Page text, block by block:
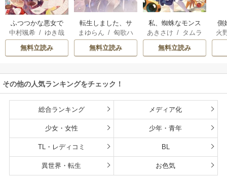
ふつつかな悪女で
はございますが
中村颯希 / ゆき哉
無料立読み
転生しました、サ
ラナ・キンジェで
す。ごきげんよ
う。
まゆらん /匈歌ハ
トリ
無料立読み
私、蜘蛛なモンス
ターをテイムした
ので、スパイダー
シルクで裁縫を頑
あきさけ / タムラ
ヨウ
無料立読み
側
火
その他の人気ランキングをチェック！
総合ランキング メディア化
少女・女性 少年・青年
TL・レディコミ BL
異世界・転生 お色気